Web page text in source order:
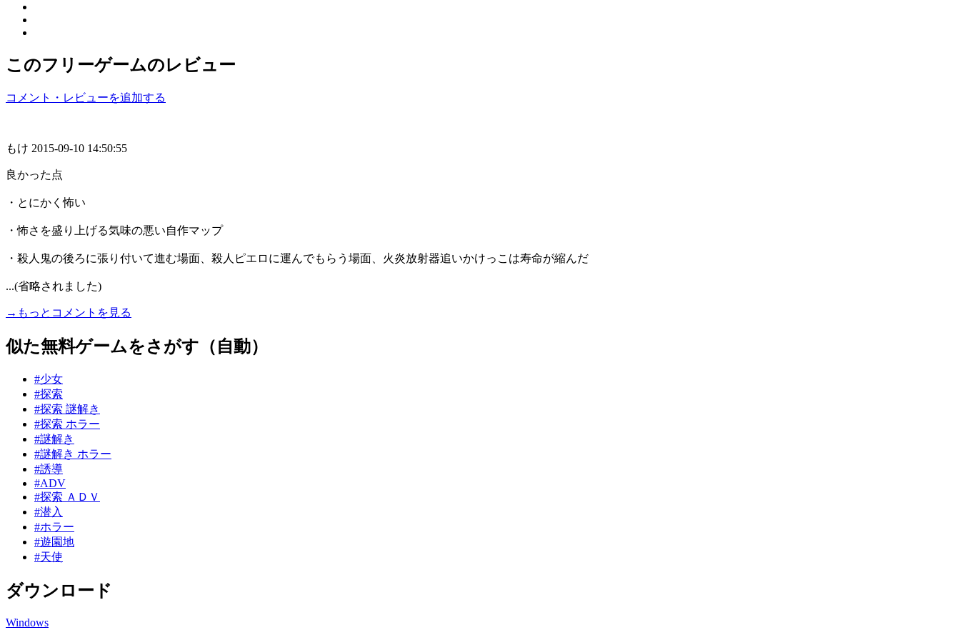
このフリーゲームのレビュー
コメント・レビューを追加する
もけ 2015-09-10 14:50:55
良かった点
・とにかく怖い
・怖さを盛り上げる気味の悪い自作マップ
・殺人鬼の後ろに張り付いて進む場面、殺人ピエロに運んでもらう場面、火炎放射器追いかけっこは寿命が縮んだ
...(省略されました)
→もっとコメントを見る
似た無料ゲームをさがす（自動）
#少女
#探索
#探索 謎解き
#探索 ホラー
#謎解き
#謎解き ホラー
#誘導
#ADV
#探索 ＡＤＶ
#潜入
#ホラー
#遊園地
#天使
ダウンロード
Windows